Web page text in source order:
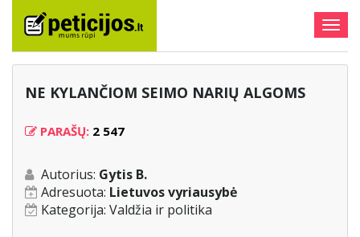
NE KYLANČIOM SEIMO NARIŲ ALGOMS
PARAŠŲ: 2 547
Autorius: Gytis B.
Adresuota: Lietuvos vyriausybė
Kategorija: Valdžia ir politika